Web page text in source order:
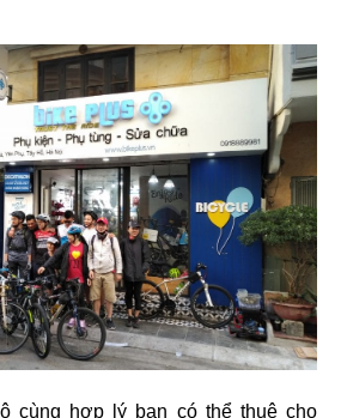
cùng hợp lý bạn có thể thuê cho